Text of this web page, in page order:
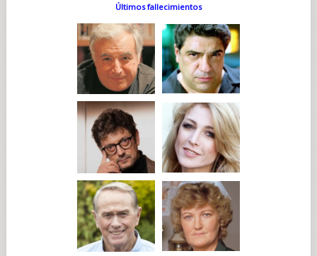
Últimos fallecimientos